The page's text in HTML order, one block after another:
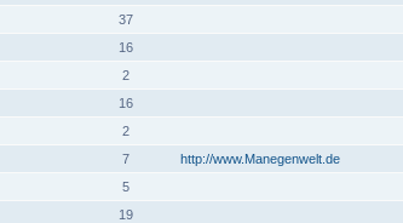
37
16
2
16
2
7 http://www.Manegenwelt.de
5
19